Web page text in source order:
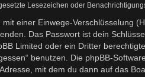
Lesezeichen oder
mit einer Einwege-Verschlüsselung
Das Passwort ist dein
Limited oder ein Dritter
benutzen. Die phpBB-
mit dem du dann auf das